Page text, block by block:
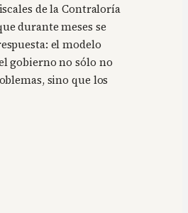
de la Contraloría
durante meses se
el modelo
gobierno no sólo no
sino que los